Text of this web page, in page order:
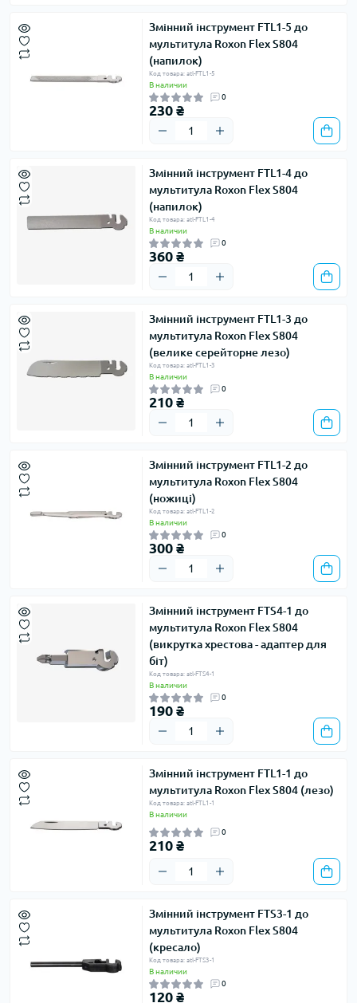
Змінний інструмент FTL1-5 до
мультитула Roxon Flex S804
(напилок)
Код товара: atl-FTL1-5
В наличии
0
230 ₴
Змінний інструмент FTL1-4 до
мультитула Roxon Flex S804
(напилок)
Код товара: atl-FTL1-4
В наличии
0
360 ₴
Змінний інструмент FTL1-3 до
мультитула Roxon Flex S804
(велике серейторне лезо)
Код товара: atl-FTL1-3
В наличии
0
210 ₴
Змінний інструмент FTL1-2 до
мультитула Roxon Flex S804
(ножиці)
Код товара: atl-FTL1-2
В наличии
0
300 ₴
Змінний інструмент FTS4-1 до
мультитула Roxon Flex S804
(викрутка хрестова - адаптер для
біт)
Код товара: atl-FTS4-1
В наличии
0
190 ₴
Змінний інструмент FTL1-1 до
мультитула Roxon Flex S804 (лезо)
Код товара: atl-FTL1-1
В наличии
0
210 ₴
Змінний інструмент FTS3-1 до
мультитула Roxon Flex S804
(кресало)
Код товара: atl-FTS3-1
В наличии
0
120 ₴